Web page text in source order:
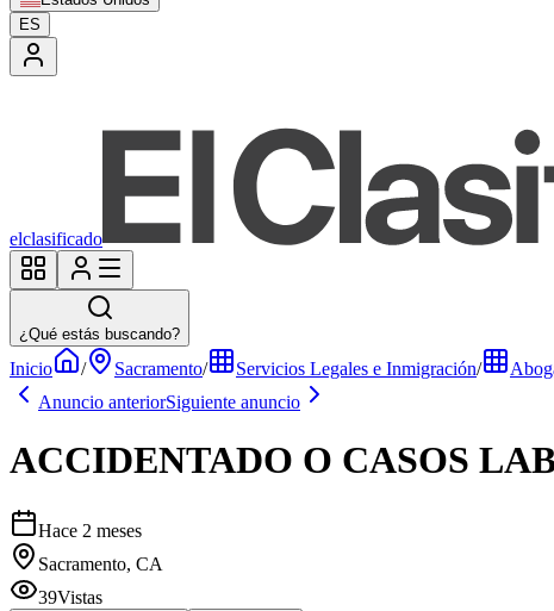
ES
elclasificado
¿Qué estás buscando?
Inicio / Sacramento/ Servicios Legales e Inmigración/
Anuncio anteriorSiguiente anuncio
ACCIDENTADO O CASOS
Hace 2 meses
Sacramento, CA
39Vistas